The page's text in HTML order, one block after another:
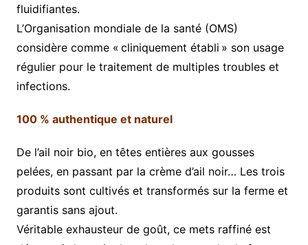
fluidifiantes.
L’Organisation mondiale de la santé (OMS)
considère comme « cliniquement établi » son usage
régulier pour le traitement de multiples troubles et
infections.
100 % authentique et naturel
De l’ail noir bio, en têtes entières aux gousses
pelées, en passant par la crème d’ail noir… Les trois
produits sont cultivés et transformés sur la ferme et
garantis sans ajout.
Véritable exhausteur de goût, ce mets raffiné est